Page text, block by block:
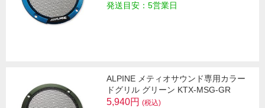
発送目安：5営業日
ALPINE メティオサウンド専用カラー
ドグリル グリーン KTX-MSG-GR
5,940円 (税込)